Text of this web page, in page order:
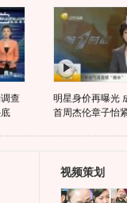
查
明星身价再曝光
首周杰伦章子怡
视频策划